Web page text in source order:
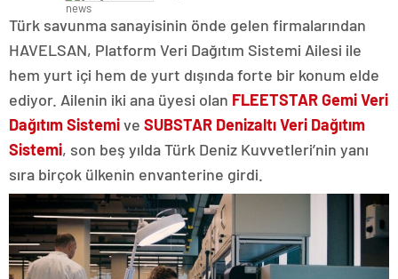
Türk savunma sanayisinin önde gelen firmalarından
HAVELSAN, Platform Veri Dağıtım Sistemi Ailesi ile
hem yurt içi hem de yurt dışında forte bir konum elde
ediyor. Ailenin iki ana üyesi olan FLEETSTAR Gemi Veri
Dağıtım Sistemive SUBSTAR Denizaltı Veri Dağıtım
Sistemi, son beş yılda Türk Deniz Kuvvetleri’nin yanı
sıra birçok ülkenin envanterine girdi.